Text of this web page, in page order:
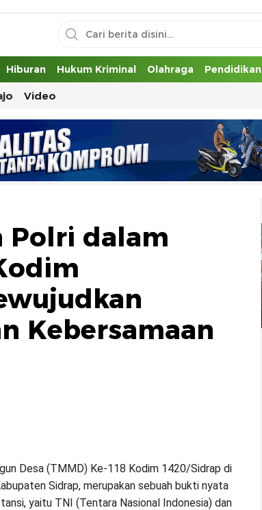
Hiburan Hukum Kriminal Olahraga Pendidikan
Video
Polri dalam
Kebersamaan
Desa (TMMD) Ke-118 Kodim 1420/Sidrap di
Sidrap, merupakan sebuah bukti nyata
yaitu TNI (Tentara Nasional Indonesia) dan